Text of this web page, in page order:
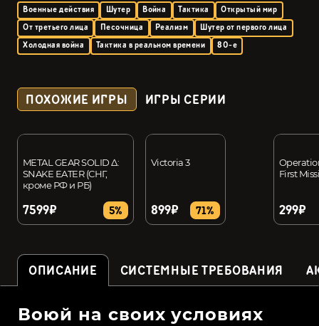
Военные действия Шутер Война Тактика
Открытый мир
От третьего лица
Песочница Реализм
Шутер от первого лица
Холодная война
Тактика в реальном времени 80-е
ПОХОЖИЕ ИГРЫ ИГРЫ СЕРИИ
METAL GEAR SOLID Δ:
SNAKE EATER (СНГ,
кроме РФ и РБ)
7599₽ 5%
Victoria 3
899₽ 71%
First
299₽
ОПИСАНИЕ СИСТЕМНЫЕ ТРЕБОВАНИЯ
Воюй на своих условиях